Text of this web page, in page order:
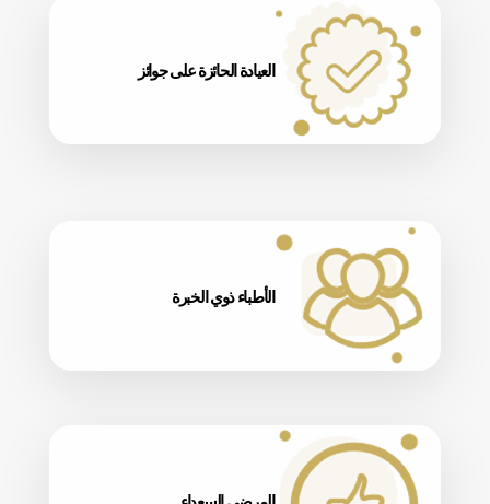
العيادة الحائزة على جوائز
الأطباء ذوي الخبرة